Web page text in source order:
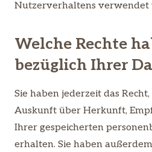
Nutzerverhaltens verwendet
Welche Rechte
bezüglich Ihrer
Sie haben jederzeit das
Auskunft über Herkunft,
Ihrer gespeicherten
erhalten. Sie haben